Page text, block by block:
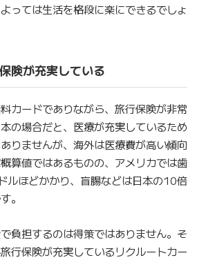
っては生活を格段に楽にできるでしょ
険が充実している
カードでありながら、旅行保険が非常
の場合だと、医療が充実しているため
りませんが、海外は医療費が高い傾向
算値ではあるものの、アメリカでは歯
ほどかかり、盲腸などは日本の10倍
。
負担するのは得策ではありません。そ
行保険が充実しているリクルートカー